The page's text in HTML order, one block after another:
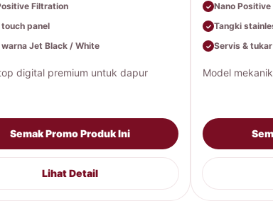
Filtration
panel
warna Jet Black / White
digital premium untuk dapur
Semak Promo Produk Ini
Lihat Detail
✓ Nano
✓ Tangki
✓ Servis &
Model